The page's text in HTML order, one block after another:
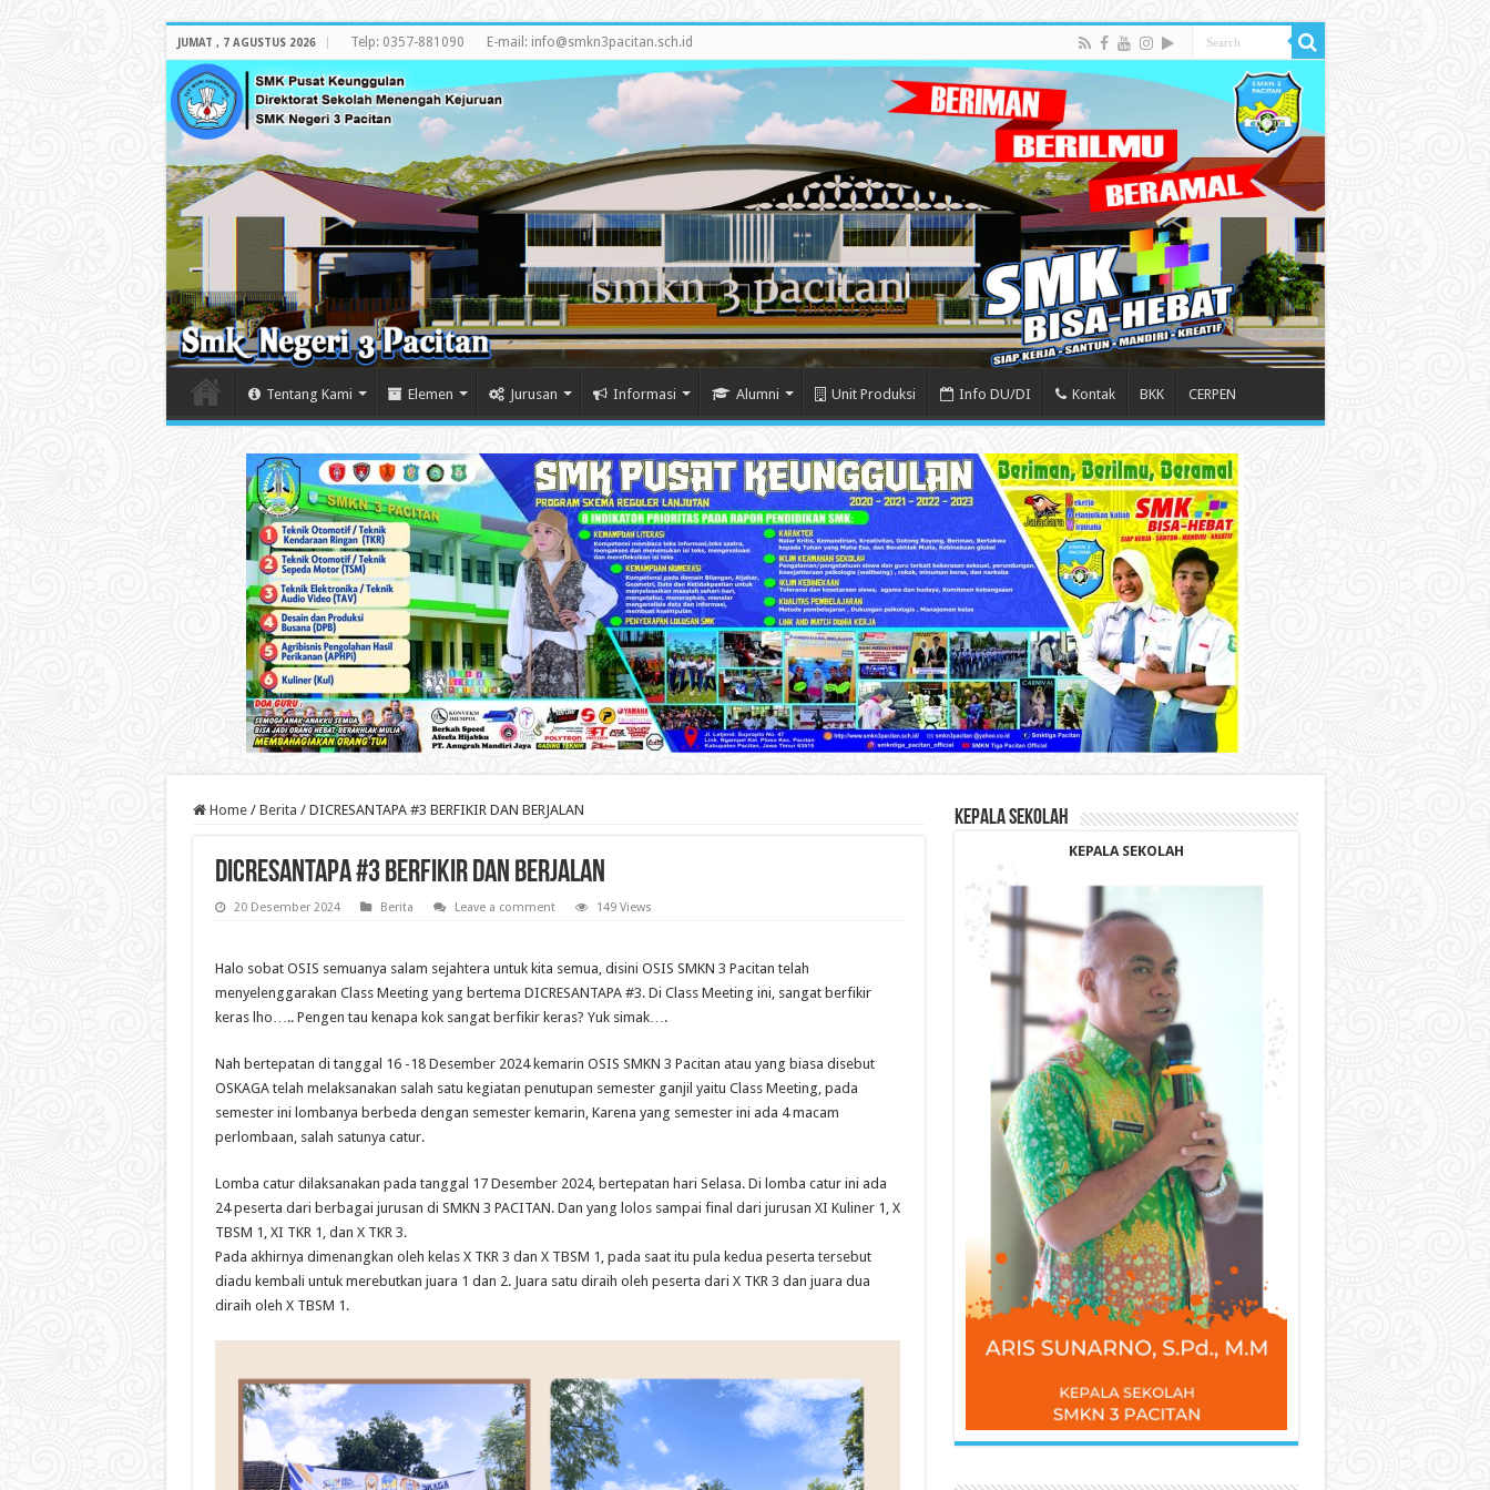
JUMAT , 7 AGUSTUS 2026 Telp: 0357-881090 E-mail: info@smkn3pacitan.sch.id
Tentang Kami Elemen Jurusan Informasi Alumni Unit Produksi Info DU/DI Kontak BKK CERPEN
Home / Berita / DICRESANTAPA #3 BERFIKIR DAN BERJALAN
DICRESANTAPA #3 BERFIKIR DAN BERJALAN
20 Desember 2024 Berita Leave a comment 149 Views
Halo sobat OSIS semuanya salam sejahtera untuk kita semua, disini OSIS SMKN 3 Pacitan telah
menyelenggarakan Class Meeting yang bertema DICRESANTAPA #3. Di Class Meeting ini, sangat berfikir
keras lho….. Pengen tau kenapa kok sangat berfikir keras? Yuk simak….
Nah bertepatan di tanggal 16 -18 Desember 2024 kemarin OSIS SMKN 3 Pacitan atau yang biasa disebut
OSKAGA telah melaksanakan salah satu kegiatan penutupan semester ganjil yaitu Class Meeting, pada
semester ini lombanya berbeda dengan semester kemarin, Karena yang semester ini ada 4 macam
perlombaan, salah satunya catur.
Lomba catur dilaksanakan pada tanggal 17 Desember 2024, bertepatan hari Selasa. Di lomba catur ini ada
24 peserta dari berbagai jurusan di SMKN 3 PACITAN. Dan yang lolos sampai final dari jurusan XI Kuliner 1, X
TBSM 1, XI TKR 1, dan X TKR 3.
Pada akhirnya dimenangkan oleh kelas X TKR 3 dan X TBSM 1, pada saat itu pula kedua peserta tersebut
diadu kembali untuk merebutkan juara 1 dan 2. Juara satu diraih oleh peserta dari X TKR 3 dan juara dua
diraih oleh X TBSM 1.
KEPALA SEKOLAH
KEPALA SEKOLAH